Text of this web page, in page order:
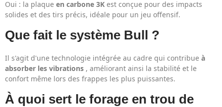
Oui : la plaque en carbone 3K est conçue pour des impacts
solides et des tirs précis, idéale pour un jeu offensif.
Que fait le système Bull ?
Il s'agit d'une technologie intégrée au cadre qui contribue à
absorber les vibrations , améliorant ainsi la stabilité et le
confort même lors des frappes les plus puissantes.
À quoi sert le forage en trou de